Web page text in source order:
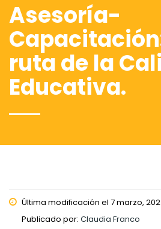
Asesoría-
ruta de la
Educativa.
Última modificación el 7 marzo,
Publicado por: Claudia Franco